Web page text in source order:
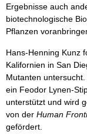
Ergebnisse auch
biotechnologische
Pflanzen
Hans-Henning Kunz
Kalifornien in San
Mutanten
ein Feodor Lynen-
unterstützt und wird
von der Human
gefördert.